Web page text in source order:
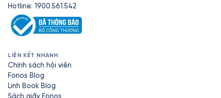
Hotline: 1900.561.542
LIÊN KẾT NHANH
Chính sách hội viên
Fonos Blog
Linh Book Blog
Sách giấy Fonos